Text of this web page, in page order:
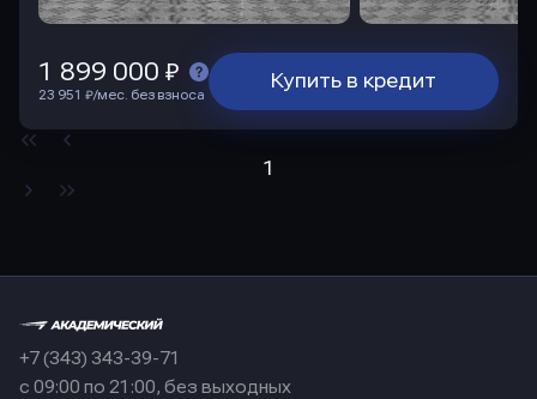
Купить в кредит
1 899 000 ₽
23 951 ₽/мес. без взноса
1
+7 (343) 343-39-71
с 09:00 по 21:00, без выходных